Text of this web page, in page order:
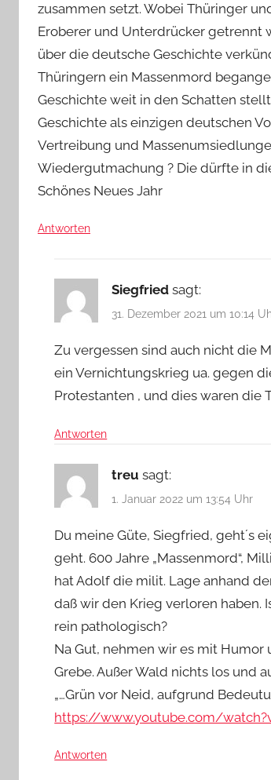
zusammen setzt. Wobei Thüringer
Eroberer und Unterdrücker getrennt
über die deutsche Geschichte
Thüringern ein Massenmord
Geschichte weit in den Schatten
Geschichte als einzigen deutschen
Vertreibung und
Wiedergutmachung ? Die dürfte in
Schönes Neues Jahr
Antworten
Siegfried sagt:
31. Dezember 2021 um 10:14
Zu vergessen sind auch nicht die
ein Vernichtungskrieg ua. gegen
Protestanten , und dies waren die
Antworten
treu sagt:
1. Januar 2022 um 13:54 Uhr
Du meine Güte, Siegfried, geht´s
geht. 600 Jahre „Massenmord“,
hat Adolf die milit. Lage anhand
daß wir den Krieg verloren haben.
rein pathologisch?
Na Gut, nehmen wir es mit
Grebe. Außer Wald nichts los und
„…Grün vor Neid, aufgrund
https://www.youtube.com/
Antworten